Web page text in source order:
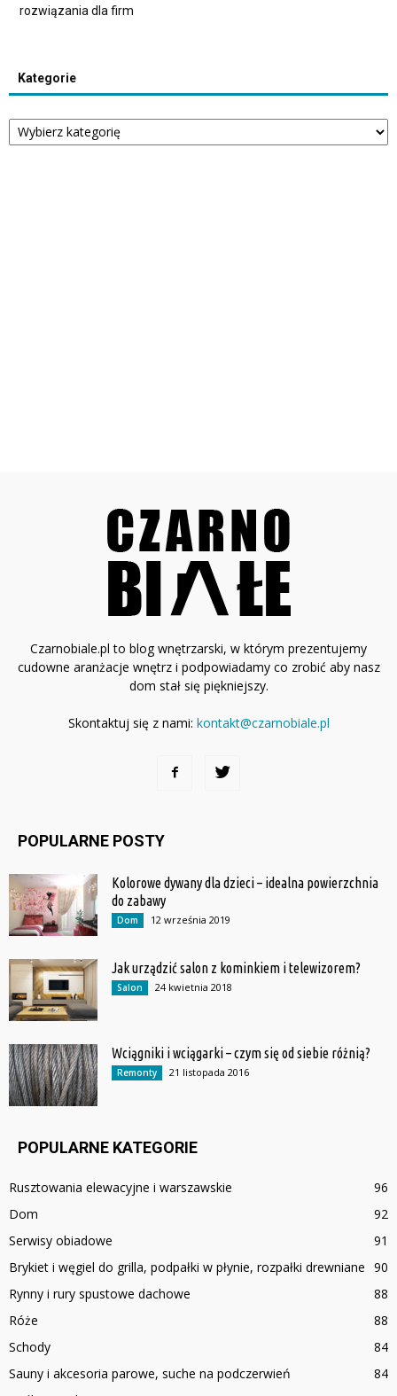
rozwiązania dla firm
Kategorie
Kategorie
Czarnobiale.pl to blog wnętrzarski, w którym prezentujemy
cudowne aranżacje wnętrz i podpowiadamy co zrobić aby nasz
dom stał się piękniejszy.
Skontaktuj się z nami: kontakt@czarnobiale.pl
POPULARNE POSTY
Kolorowe dywany dla dzieci – idealna powierzchnia
do zabawy
Dom 12 września 2019
Jak urządzić salon z kominkiem i telewizorem?
Salon 24 kwietnia 2018
Wciągniki i wciągarki – czym się od siebie różnią?
Remonty 21 listopada 2016
POPULARNE KATEGORIE
Rusztowania elewacyjne i warszawskie
96
Dom
92
Serwisy obiadowe
91
Brykiet i węgiel do grilla, podpałki w płynie, rozpałki drewniane 90
Rynny i rury spustowe dachowe
88
Róże
88
Schody
84
Sauny i akcesoria parowe, suche na podczerwień
84